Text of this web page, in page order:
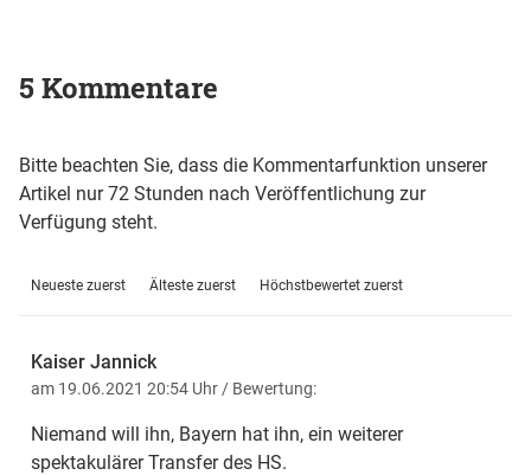
5 Kommentare
Bitte beachten Sie, dass die Kommentarfunktion unserer
Artikel nur 72 Stunden nach Veröffentlichung zur
Verfügung steht.
Neueste zuerst Älteste zuerst Höchstbewertet zuerst
Kaiser Jannick
am 19.06.2021 20:54 Uhr / Bewertung:
Niemand will ihn, Bayern hat ihn, ein weiterer
spektakulärer Transfer des HS.